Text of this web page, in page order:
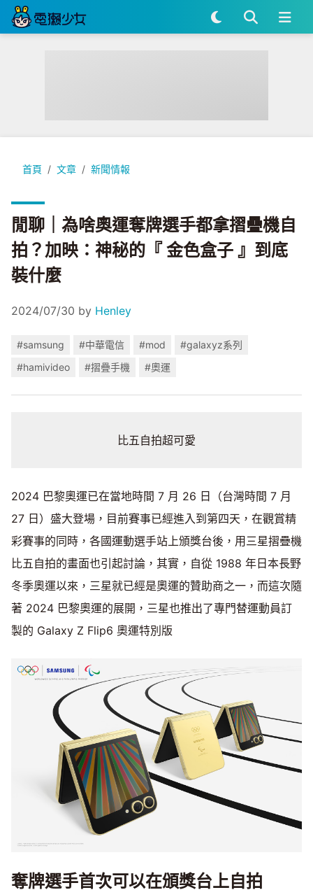
首頁 文章 新聞情報
閒聊｜為啥奧運奪牌選手都拿摺疊機自拍？加映：神秘的『 金
閒聊｜為啥奧運奪牌選手都拿摺疊機自
拍？加映：神秘的『 金色盒子 』到底
裝什麼
2024/07/30 by Henley
#samsung #中華電信 #mod
#galaxyz系列
#hamivideo
#摺疊手機 #奧運
比五自拍超可愛
2024 巴黎奧運已在當地時間 7 月 26 日（台灣時間 7 月
27 日）盛大登場，目前賽事已經進入到第四天，在觀賞精
彩賽事的同時，各國運動選手站上頒獎台後，用三星摺疊機
比五自拍的畫面也引起討論，其實，自從 1988 年日本長野
冬季奧運以來，三星就已經是奧運的贊助商之一，而這次隨
著 2024 巴黎奧運的展開，三星也推出了專門替運動員訂
製的 Galaxy Z Flip6 奧運特別版
奪牌選手首次可以在頒獎台上自拍